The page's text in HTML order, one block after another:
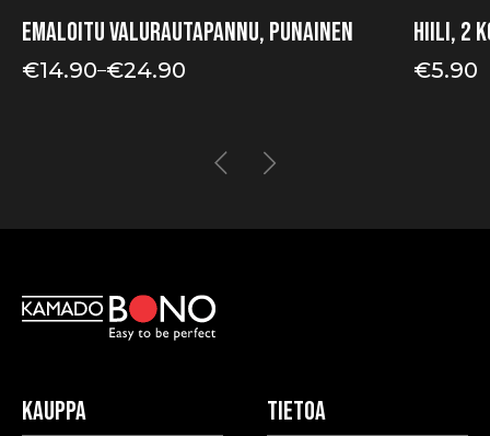
Emaloitu valurautapannu, punainen
€14.90–€24.90
Hintaluokka:
Hiili, 2
€5.90
Kauppa Tietoa